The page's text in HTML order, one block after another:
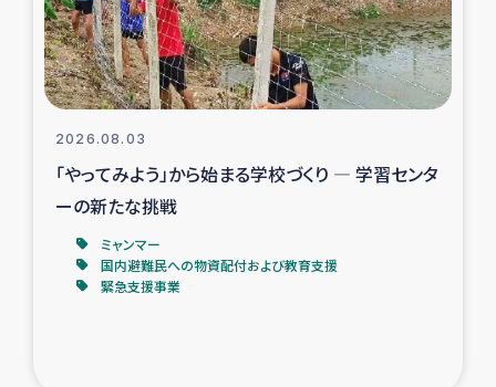
民際教育事業
女性グループPIFWANITAによる食品加工事業
ガザ人道支援
令和6年能登半島地震 緊急支援
国内避難民への物資配付および教育支援
2026.08.03
「やってみよう」から始まる学校づくり ― 学習センタ
ーの新たな挑戦
ミャンマー
国内避難民への物資配付および教育支援
緊急支援事業